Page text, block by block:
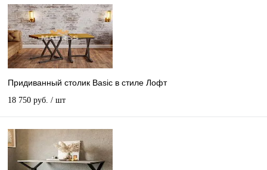
Придиванный столик Basic в стиле Лофт
18 750 руб. / шт